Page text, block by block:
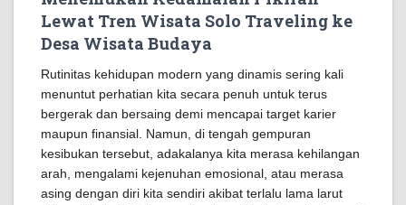
Lewat Tren Wisata Solo Traveling ke
Desa Wisata Budaya
Rutinitas kehidupan modern yang dinamis sering kali
menuntut perhatian kita secara penuh untuk terus
bergerak dan bersaing demi mencapai target karier
maupun finansial. Namun, di tengah gempuran
kesibukan tersebut, adakalanya kita merasa kehilangan
arah, mengalami kejenuhan emosional, atau merasa
asing dengan diri kita sendiri akibat terlalu lama larut